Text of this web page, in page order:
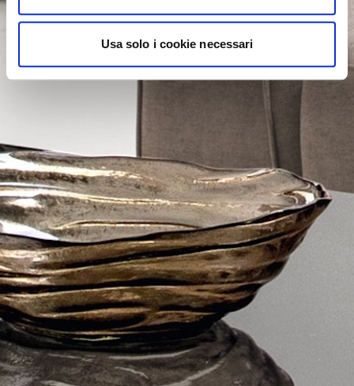
Usa solo i cookie necessari